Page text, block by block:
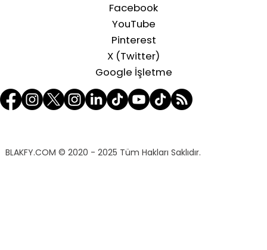
Facebook
YouTube
Pinterest
X (Twitter)
Google İşletme
BLAKFY.COM © 2020 - 2025 Tüm Hakları Saklıdır.